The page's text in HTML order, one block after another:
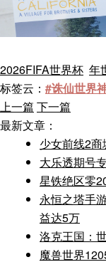
2026FIFA世界杯 年
标签云： #诛仙世界
上一篇 下一篇
最新文章：
少女前线2
大乐透期号
星铁绝区零
永恒之塔手
益达5万
洛克王国：
魔兽世界